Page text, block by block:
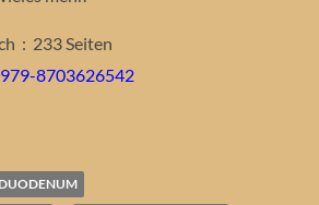
Taschenbuch ‏ : ‎ 233 Seiten
979-8703626542
DUODENUM